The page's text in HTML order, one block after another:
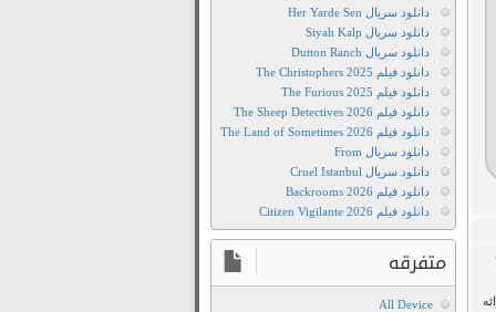
دانلود سریال Her Yarde Sen
دانلود سریال Siyah Kalp
دانلود سریال Dutton Ranch
دانلود فیلم The Christophers 2025
دانلود فیلم The Furious 2025
دانلود فیلم The Sheep Detectives 2026
دانلود فیلم The Land of Sometimes 2026
دانلود سریال From
دانلود سریال Cruel Istanbul
دانلود فیلم Backrooms 2026
دانلود فیلم Citizen Vigilante 2026
متفرقه
All Device